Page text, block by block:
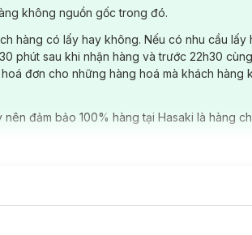
không nguồn gốc trong đó.
hàng có lấy hay không. Nếu có nhu cầu lấy
phút sau khi nhận hàng và trước 22h30
đơn cho những hàng hoá mà khách hàng
đảm bảo 100% hàng tại Hasaki là hàng